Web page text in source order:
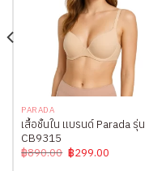
PARADA
เสื้อชั้นใน แบรนด์ Parada รุ่น
CB9315
฿890.00 Original
price
฿299.00